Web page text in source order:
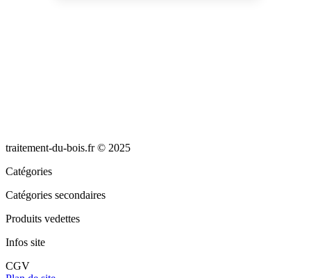
traitement-du-bois.fr © 2025
Catégories
Catégories secondaires
Produits vedettes
Infos site
CGV